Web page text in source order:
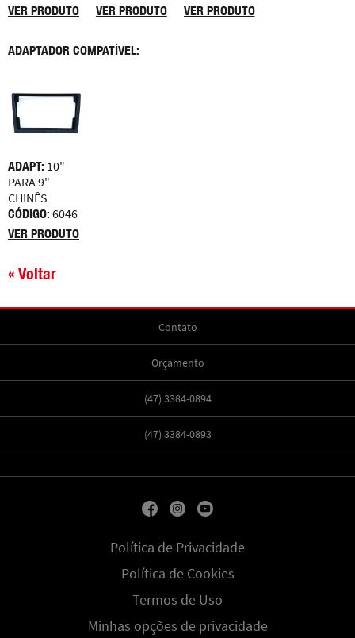
VER PRODUTO VER PRODUTO VER PRODUTO
ADAPTADOR COMPATÍVEL:
ADAPT: 10"
PARA 9"
CHINÊS
CÓDIGO: 6046
VER PRODUTO
« Voltar
Contato
Orçamento
(47) 3384-0894
(47) 3384-0893
Política de Privacidade
Política de Cookies
Termos de Uso
Minhas opções de privacidade